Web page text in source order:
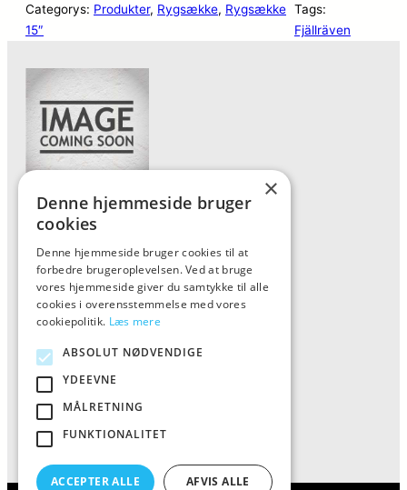
Categorys: Produkter, Rygsække, Rygsække
15″
Tags:
Fjällräven
Forside
Vis alle produkter
Kontakt
Oversigt artikler
ALFA
Tlf: 7876 8672
Mail:info@al-fa.dk
×
Denne hjemmeside bruger
cookies
Denne hjemmeside bruger cookies til at
forbedre brugeroplevelsen. Ved at bruge
vores hjemmeside giver du samtykke til alle
cookies i overensstemmelse med vores
cookiepolitik. Læs mere
ABSOLUT NØDVENDIGE
YDEEVNE
MÅLRETNING
FUNKTIONALITET
ACCEPTER ALLE AFVIS ALLE